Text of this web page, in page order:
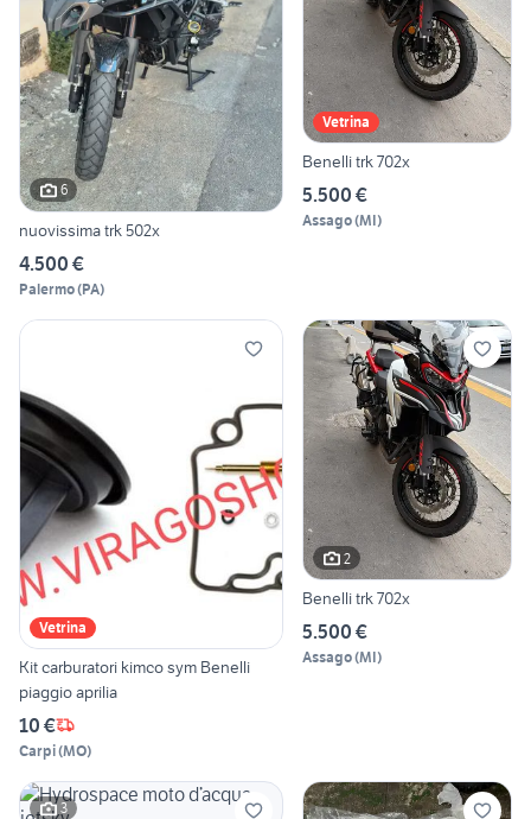
6
nuovissima trk 502x
4.500 €
Palermo(PA)
Vetrina
Benelli trk 702x
5.500 €
Assago(MI)
Vetrina
Kit carburatori kimco sym Benelli
piaggio aprilia
10 €
Carpi(MO)
2
Benelli trk 702x
5.500 €
Assago(MI)
3